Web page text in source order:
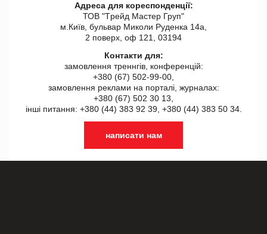
Адреса для кореспонденції:
ТОВ "Tрейд Мастер Груп"
м.Київ, бульвар Миколи Руденка 14а,
2 поверх, оф 121, 03194
Контакти для:
замовлення треннгів, конференцій:
+380 (67) 502-99-00,
замовлення реклами на порталі, журналах:
+380 (67) 502 30 13,
інші питання: +380 (44) 383 92 39, +380 (44) 383 50 34.
написати нам